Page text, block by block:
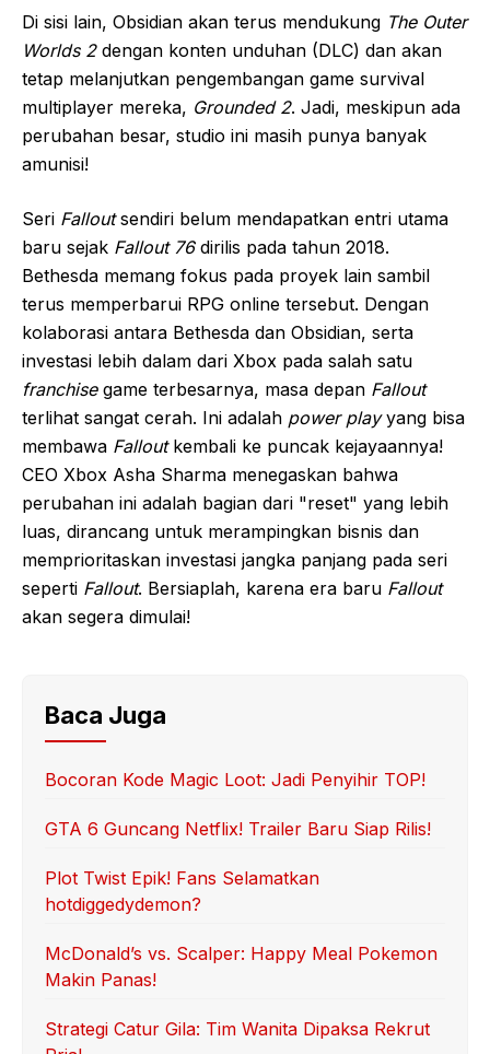
Di sisi lain, Obsidian akan terus mendukung The Outer
Worlds 2dengan konten unduhan (DLC) dan akan
tetap melanjutkan pengembangan game survival
multiplayer mereka, Grounded 2. Jadi, meskipun ada
perubahan besar, studio ini masih punya banyak
amunisi!
Seri Falloutsendiri belum mendapatkan entri utama
baru sejak Fallout 76dirilis pada tahun 2018.
Bethesda memang fokus pada proyek lain sambil
terus memperbarui RPG online tersebut. Dengan
kolaborasi antara Bethesda dan Obsidian, serta
investasi lebih dalam dari Xbox pada salah satu
franchisegame terbesarnya, masa depan Fallout
terlihat sangat cerah. Ini adalah power playyang bisa
membawa Falloutkembali ke puncak kejayaannya!
CEO Xbox Asha Sharma menegaskan bahwa
perubahan ini adalah bagian dari "reset" yang lebih
luas, dirancang untuk merampingkan bisnis dan
memprioritaskan investasi jangka panjang pada seri
seperti Fallout. Bersiaplah, karena era baru Fallout
akan segera dimulai!
Baca Juga
Bocoran Kode Magic Loot: Jadi Penyihir TOP!
GTA 6 Guncang Netflix! Trailer Baru Siap Rilis!
Plot Twist Epik! Fans Selamatkan
hotdiggedydemon?
McDonald’s vs. Scalper: Happy Meal Pokemon
Makin Panas!
Strategi Catur Gila: Tim Wanita Dipaksa Rekrut